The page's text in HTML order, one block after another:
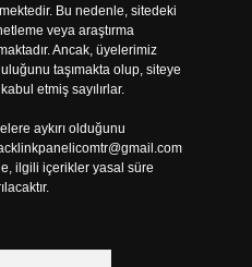
Bu nedenle, sitedeki
veya araştırma
Ancak, üyelerimiz
taşımakta olup, siteye
etmiş sayılırlar.
aykırı olduğunu
ilgili içerikler yasal süre